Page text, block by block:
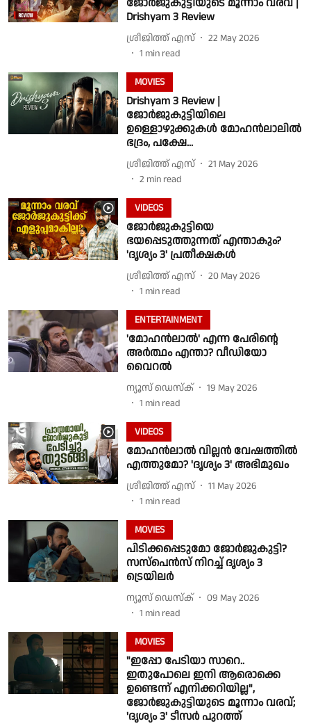
ജോർജുകുട്ടിയുടെ മൂന്നാം വരവ് |
Drishyam 3 Review
ശ്രീജിത്ത് എസ്
22 May 2026
1 min read
MOVIES
Drishyam 3 Review |
ജോർജുകുട്ടിയിലെ
ഉള്ളൊഴുക്കുകൾ മോഹൻലാലിൽ
ഭ​ദ്രം, പക്ഷേ...
ശ്രീജിത്ത് എസ്
21 May 2026
2 min read
VIDEOS
ജോർജുകുട്ടിയെ
ഭയപ്പെടുത്തുന്നത് എന്താകും?
'ദൃശ്യം 3' പ്രതീക്ഷകൾ
ശ്രീജിത്ത് എസ്
20 May 2026
1 min read
ENTERTAINMENT
'മോഹൻലാൽ' എന്ന പേരിന്റെ
അർത്ഥം എന്താ? വീഡിയോ
വൈറൽ
ന്യൂസ് ഡെസ്ക്
19 May 2026
1 min read
VIDEOS
മോഹൻലാൽ വില്ലൻ വേഷത്തിൽ
എത്തുമോ? 'ദൃശ്യം 3' അഭിമുഖം
ശ്രീജിത്ത് എസ്
11 May 2026
1 min read
MOVIES
പിടിക്കപ്പെടുമോ ജോർജുകുട്ടി?
സസ്പെൻസ് നിറച്ച് ദൃശ്യം 3
ട്രെയിലർ
ന്യൂസ് ഡെസ്ക്
09 May 2026
1 min read
MOVIES
"ഇപ്പോ പേടിയാ സാറെ..
ഇതുപോലെ ഇനി ആരൊക്കെ
ഉണ്ടെന്ന് എനിക്കറിയില്ല",
ജോർജുകുട്ടിയുടെ മൂന്നാം വരവ്;
'ദൃശ്യം 3' ടീസർ പുറത്ത്